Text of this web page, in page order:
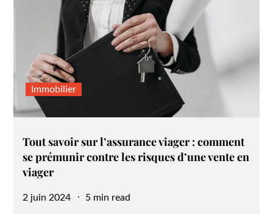
Immobilier
Tout savoir sur l’assurance viager : comment
se prémunir contre les risques d’une vente en
viager
Posted
2 juin 2024 5 min read